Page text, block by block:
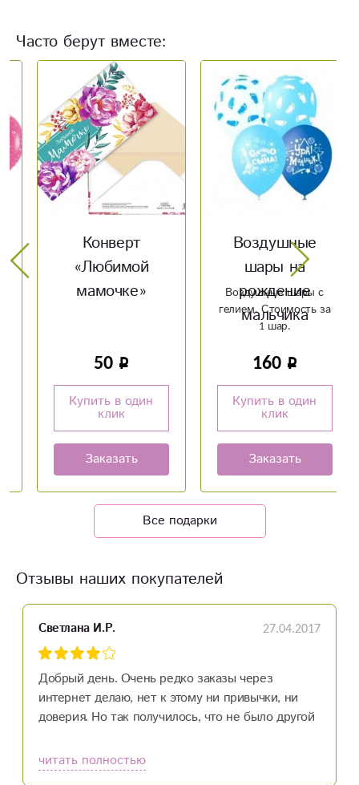
Часто берут вместе:
Конверт
«Любимой
мамочке»
Купить в один
Заказать
Воздушные
шары на
рождение
мальчика
Воздушные шары с
гелием. Стоимость за
1 шар.
160
Купить в один
Заказать
Все подарки
Отзывы наших покупателей
Светлана И.Р. 27.04.2017
Добрый день. Очень редко заказы через
интернет делаю, нет к этому ни привычки, ни
доверия. Но так получилось, что не было другой
передать подарок,и вот этот сайт выручил,
спасибо, очень удобно, я довольна.
читать полностью